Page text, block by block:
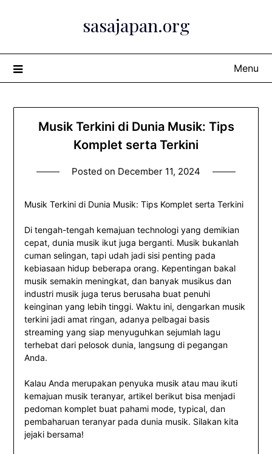
sasajapan.org
Menu
Musik Terkini di Dunia Musik: Tips
Komplet serta Terkini
Posted on December 11, 2024
Musik Terkini di Dunia Musik: Tips Komplet serta Terkini
Di tengah-tengah kemajuan technologi yang demikian
cepat, dunia musik ikut juga berganti. Musik bukanlah
cuman selingan, tapi udah jadi sisi penting pada
kebiasaan hidup beberapa orang. Kepentingan bakal
musik semakin meningkat, dan banyak musikus dan
industri musik juga terus berusaha buat penuhi
keinginan yang lebih tinggi. Waktu ini, dengarkan musik
terkini jadi amat ringan, adanya pelbagai basis
streaming yang siap menyuguhkan sejumlah lagu
terhebat dari pelosok dunia, langsung di pegangan
Anda.
Kalau Anda merupakan penyuka musik atau mau ikuti
kemajuan musik teranyar, artikel berikut bisa menjadi
pedoman komplet buat pahami mode, typical, dan
pembaharuan teranyar pada dunia musik. Silakan kita
jejaki bersama!